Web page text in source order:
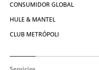
CONSUMIDOR GLOBAL
HULE & MANTEL
CLUB METRÓPOLI